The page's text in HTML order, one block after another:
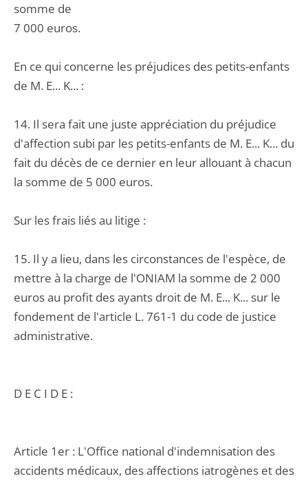
somme de
7 000 euros.
En ce qui concerne les préjudices des petits-enfants
de M. E... K... :
14. Il sera fait une juste appréciation du préjudice
d'affection subi par les petits-enfants de M. E... K... du
fait du décès de ce dernier en leur allouant à chacun
la somme de 5 000 euros.
Sur les frais liés au litige :
15. Il y a lieu, dans les circonstances de l'espèce, de
mettre à la charge de l'ONIAM la somme de 2 000
euros au profit des ayants droit de M. E... K... sur le
fondement de l'article L. 761-1 du code de justice
administrative.
D E C I D E :
Article 1er : L'Office national d'indemnisation des
accidents médicaux, des affections iatrogènes et des